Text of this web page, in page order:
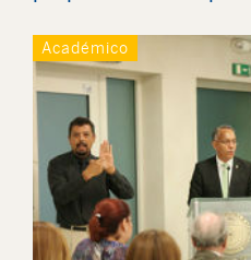
Académico